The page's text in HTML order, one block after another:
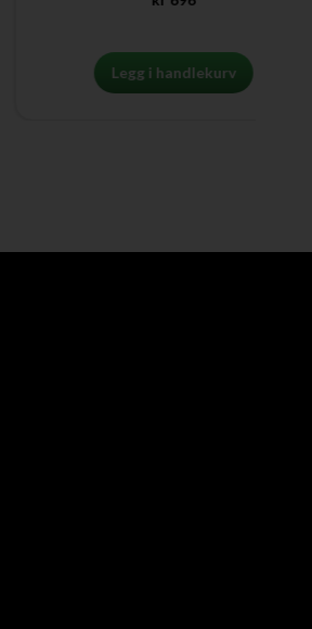
Legg i handlekurv